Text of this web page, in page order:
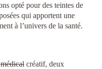
opté pour des teintes de
qui apportent une
à l’univers de la santé.
médicalcréatif, deux